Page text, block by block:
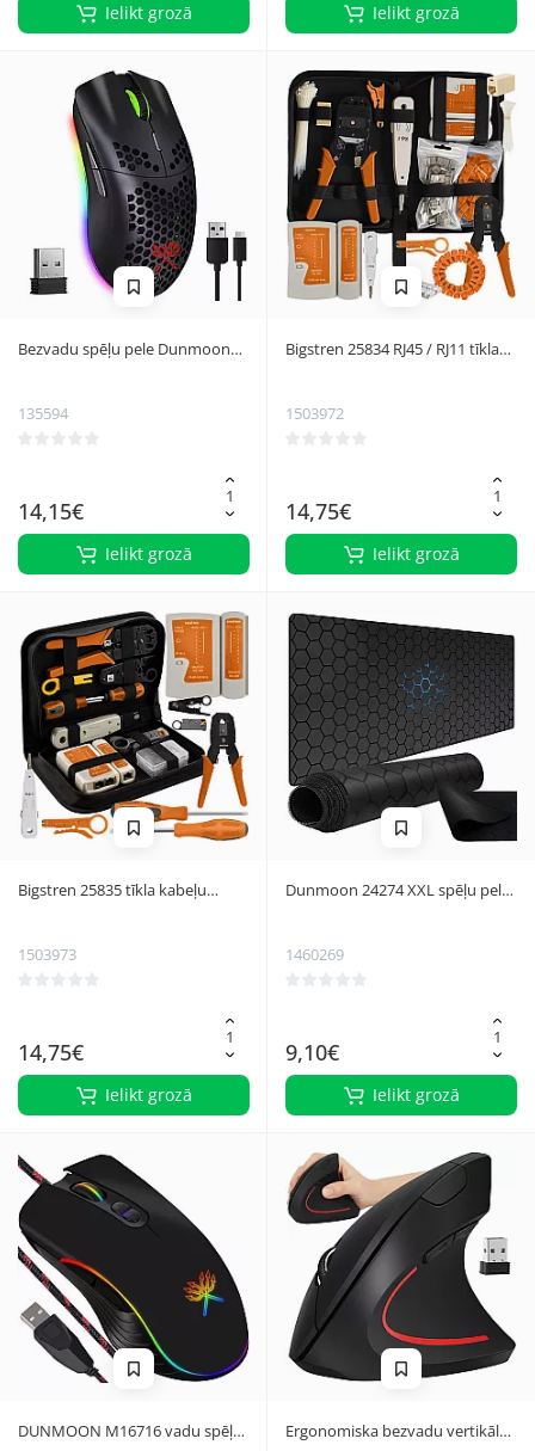
Ielikt grozā Ielikt grozā
Bezvadu spēļu pele Dunmoon
135594
14,15€
Ielikt grozā
Bigstren 25834 RJ45 / RJ11 tīkla
1503972
14,75€
Ielikt grozā
Bigstren 25835 tīkla kabeļu
1503973
14,75€
Ielikt grozā
Dunmoon 24274 XXL spēļu peles
1460269
9,10€
Ielikt grozā
DUNMOON M16716 vadu spēļu
Ergonomiska bezvadu vertikālā